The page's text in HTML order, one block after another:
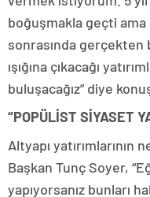
boğuşmakla geçti
sonrasında gerçekten
ışığına çıkacağı
buluşacağız” diye
“POPÜLİST SİYASET
Altyapı
Başkan Tunç Soyer,
yapıyorsanız bunları